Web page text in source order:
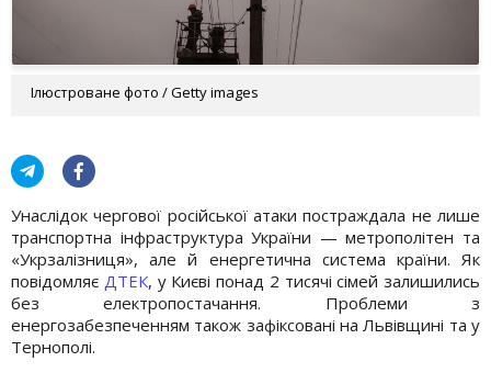
Ілюстроване фото / Getty images
Унаслідок чергової російської атаки постраждала не лише
транспортна інфраструктура України — метрополітен та
«Укрзалізниця», але й енергетична система країни. Як
повідомляє ДТЕК, у Києві понад 2 тисячі сімей залишились
без електропостачання. Проблеми з
енергозабезпеченням також зафіксовані на Львівщині та у
Тернополі.